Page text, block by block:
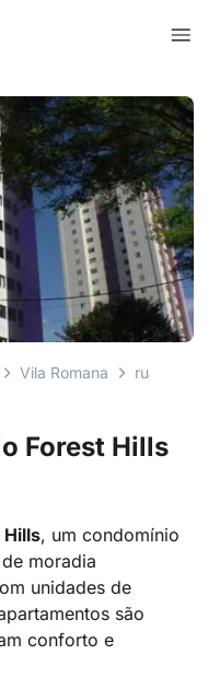
Forest Hills
Hills, um condomínio
moradia
unidades de
são
conforto e
Vila Romana rua tonelero